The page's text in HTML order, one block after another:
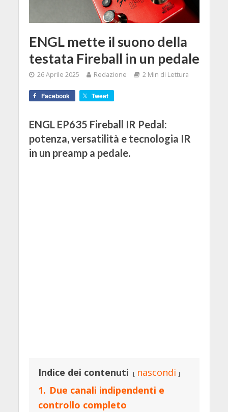
ENGL mette il suono della
testata Fireball in un pedale
26 Aprile 2025 Redazione 2 Min di Lettura
Facebook Tweet
ENGL EP635 Fireball IR Pedal:
potenza, versatilità e tecnologia IR
in un preamp a pedale.
Indice dei contenuti
nascondi
1. Due canali indipendenti e
controllo completo